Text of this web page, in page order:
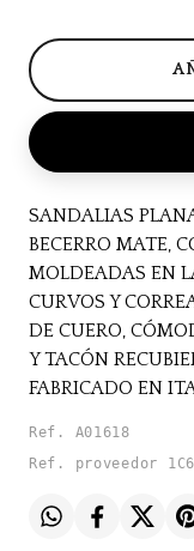
SANDALIAS
BECERRO MATE,
MOLDEADAS EN
CURVOS Y
DE CUERO,
Y TACÓN
FABRICADO EN
Ref. A01618
Ref. proveedor